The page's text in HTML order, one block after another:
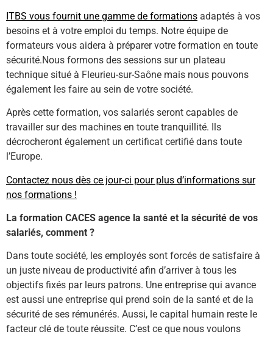
ITBS vous fournit une gamme de formations adaptés à vos
besoins et à votre emploi du temps. Notre équipe de
formateurs vous aidera à préparer votre formation en toute
sécurité.Nous formons des sessions sur un plateau
technique situé à Fleurieu-sur-Saône mais nous pouvons
également les faire au sein de votre société.
Après cette formation, vos salariés seront capables de
travailler sur des machines en toute tranquillité. Ils
décrocheront également un certificat certifié dans toute
l’Europe.
Contactez nous dès ce jour-ci pour plus d’informations sur
nos formations !
La formation CACES agence la santé et la sécurité de vos
salariés, comment ?
Dans toute société, les employés sont forcés de satisfaire à
un juste niveau de productivité afin d’arriver à tous les
objectifs fixés par leurs patrons. Une entreprise qui avance
est aussi une entreprise qui prend soin de la santé et de la
sécurité de ses rémunérés. Aussi, le capital humain reste le
facteur clé de toute réussite. C’est ce que nous voulons